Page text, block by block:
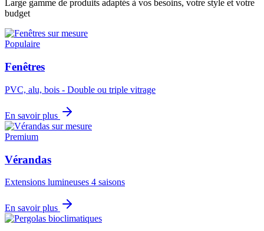
Large gamme de produits adaptés à vos besoins, votre style et votre
budget
Populaire
Fenêtres
PVC, alu, bois - Double ou triple vitrage
En savoir plus
Premium
Vérandas
Extensions lumineuses 4 saisons
En savoir plus